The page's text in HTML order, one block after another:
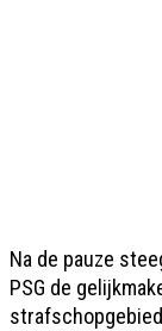
Na de pauze
PSG de